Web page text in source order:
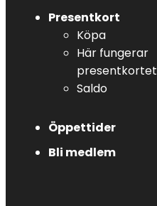
Presentkort
Köpa
Här fungerar
presentkortet
Saldo
Öppettider
Bli medlem